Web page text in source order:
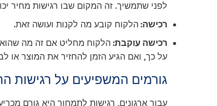
לפני שתמשיך. זה המקום שבו רגישות מחיר
רכישה: הלקוח קובע מה לקנות ועושה זאת.
רכישה עוקבת: הלקוח מחליט אם זה מה
על כך, ואם הגיע הזמן להחזיר את המוצר או
גורמים המשפיעים על רגישות
עבור ארגונים, רגישות לתמחור היא גורם